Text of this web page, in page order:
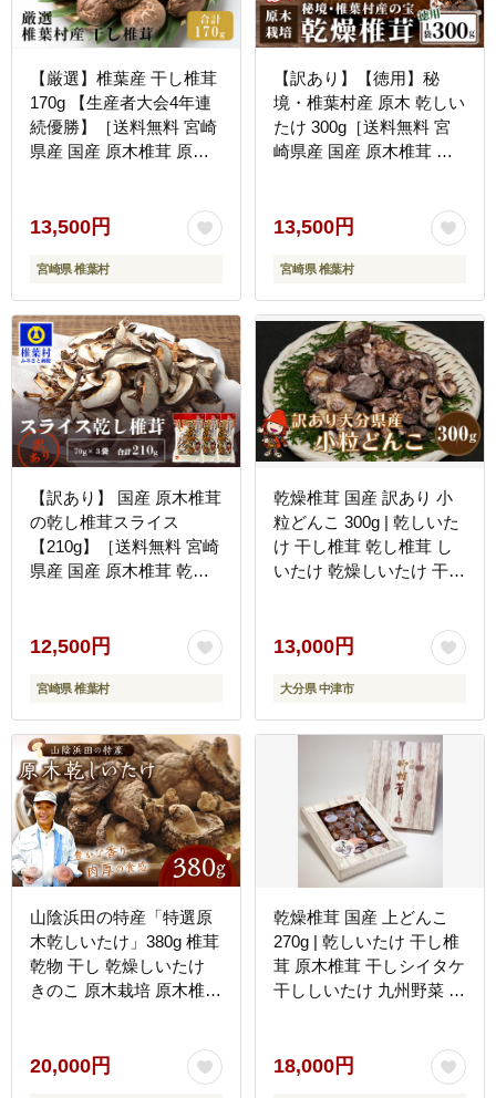
【厳選】椎葉産 干し椎茸
170g 【生産者大会4年連
続優勝】［送料無料 宮崎
県産 国産 原木椎茸 原木
栽培 産地直送 乾物 きの
こ グアニル酸 ビタミンD
おすすめ 栄養 美容 食物
繊維 煮物 みそ汁 汁もの
ダシ 出汁 お鍋 鍋 特産品
ご当地 お取り寄せ 大容量
調味料 ギフト 贈物 プレ
ゼント お中元 お歳暮 化
粧箱入］【JA-21】
13,500円
宮崎県 椎葉村
【訳あり】【徳用】秘
境・椎葉村産 原木 乾しい
たけ 300g［送料無料 宮
崎県産 国産 原木椎茸 原
原木栽培 産地直送 乾物
きのこ グアニル酸 ビタミ
ンD おすすめ 栄養 美容
食物繊維 煮物 みそ汁 汁
もの ダシ 出汁 お鍋 鍋 特
産品 ご当地 お取り寄せ
大容量 調味料 ギフト 贈
物 プレゼント お中元 お
歳暮 化粧箱入］【JA-
32】
13,500円
宮崎県 椎葉村
【訳あり】 国産 原木椎茸
の乾し椎茸スライス
【210g】［送料無料 宮崎
県産 国産 原木椎茸 乾し
産地直送 スライス グアニ
ル酸 ビタミンD おすすめ
乾物 きのこ 栄養 美容 食
物繊維 煮物 みそ汁 汁も
の ダシ お鍋 鍋 特産 特産
品 ご当地 お取り寄せ 保
存食 備蓄 多用途 便利 ギ
フト 贈物 贈答品 プレゼ
ント お中元 お歳暮］
【JA-27】
12,500円
宮崎県 椎葉村
乾燥椎茸 国産 訳あり 小
粒どんこ 300g | 乾しいた
け 干し椎茸 乾し椎茸 し
いたけ 乾燥しいたけ 干し
地直送 九州産 中津市 送
13,000円
大分県 中津市
山陰浜田の特産「特選原
木乾しいたけ」380g 椎茸
乾物 干し 乾燥しいたけ
きのこ 原木栽培 原木椎茸
20,000円
乾燥椎茸 国産 上どんこ
270g | 乾しいたけ 干し椎
茸 原木椎茸 干しシイタケ
干ししいたけ 九州野菜 産
18,000円